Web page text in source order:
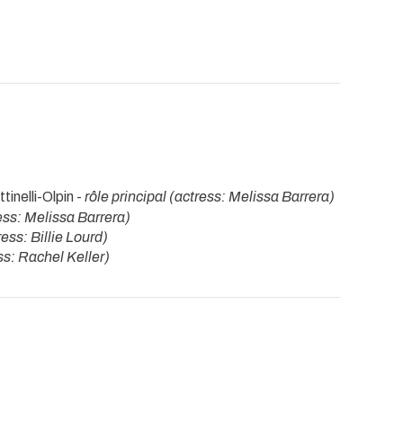
Olpin - rôle principal (actress: Melissa Barrera)
Melissa Barrera)
Billie Lourd)
Rachel Keller)